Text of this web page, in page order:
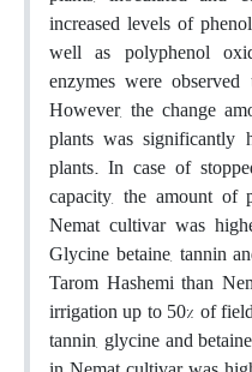
increased levels of
well as polyphenol
enzymes were
However, the change
plants was significantly
plants. In case of
capacity, the amount of
Nemat cultivar was
Glycine betaine, tannin
Tarom Hashemi than
irrigation up to 50% of
tannin, glycine and